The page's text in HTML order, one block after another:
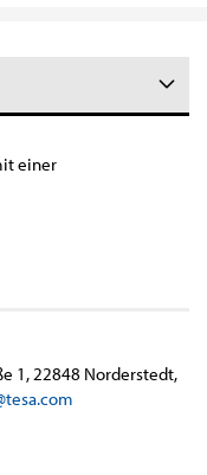
einer
1, 22848 Norderstedt,